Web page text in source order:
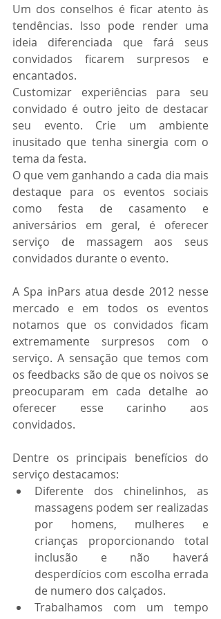
Um dos conselhos é ficar atento às
tendências. Isso pode render uma
ideia diferenciada que fará seus
convidados ficarem surpresos e
encantados.
Customizar experiências para seu
convidado é outro jeito de destacar
seu evento. Crie um ambiente
inusitado que tenha sinergia com o
tema da festa.
O que vem ganhando a cada dia mais
destaque para os eventos sociais
como festa de casamento e
aniversários em geral, é oferecer
serviço de massagem aos seus
convidados durante o evento.
A Spa inPars atua desde 2012 nesse
mercado e em todos os eventos
notamos que os convidados ficam
extremamente surpresos com o
serviço. A sensação que temos com
os feedbacks são de que os noivos se
preocuparam em cada detalhe ao
oferecer esse carinho aos
convidados.
Dentre os principais benefícios do
serviço destacamos:
Diferente dos chinelinhos, as
massagens podem ser realizadas
por homens, mulheres e
crianças proporcionando total
inclusão e não haverá
desperdícios com escolha errada
de numero dos calçados.
Trabalhamos com um tempo